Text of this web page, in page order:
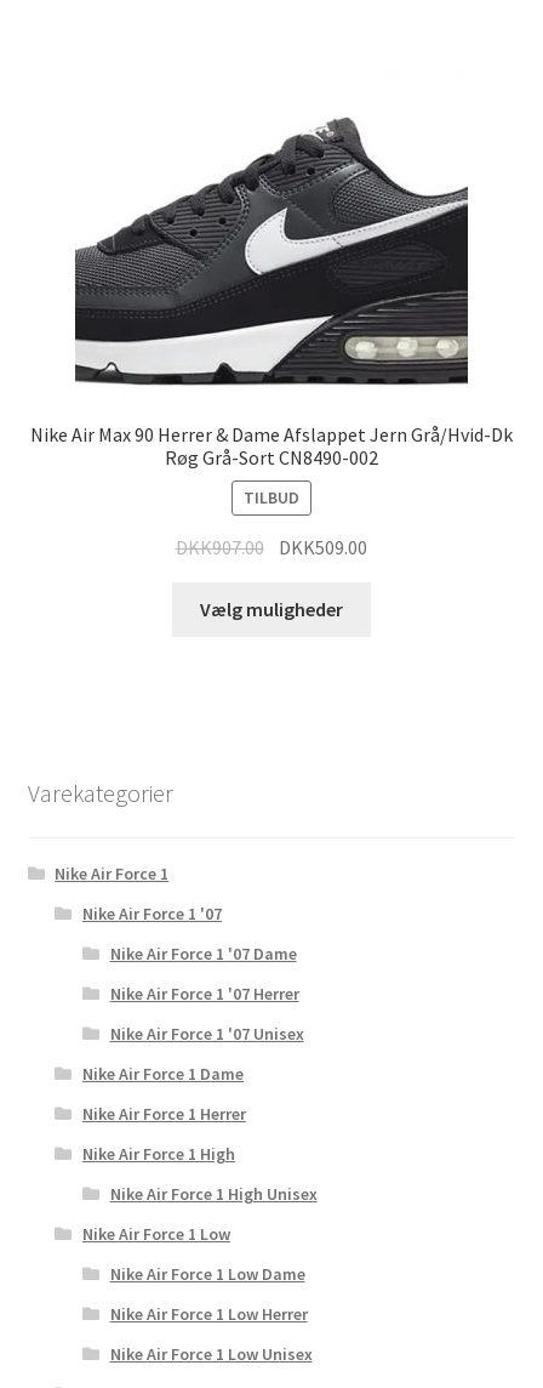
Nike Air Max 90 Herrer & Dame Afslappet Jern Grå/Hvid-Dk
Røg Grå-Sort CN8490-002
TILBUD
DKK907.00 DKK509.00
Vælg muligheder
Varekategorier
Nike Air Force 1
Nike Air Force 1 '07
Nike Air Force 1 '07 Dame
Nike Air Force 1 '07 Herrer
Nike Air Force 1 '07 Unisex
Nike Air Force 1 Dame
Nike Air Force 1 Herrer
Nike Air Force 1 High
Nike Air Force 1 High Unisex
Nike Air Force 1 Low
Nike Air Force 1 Low Dame
Nike Air Force 1 Low Herrer
Nike Air Force 1 Low Unisex